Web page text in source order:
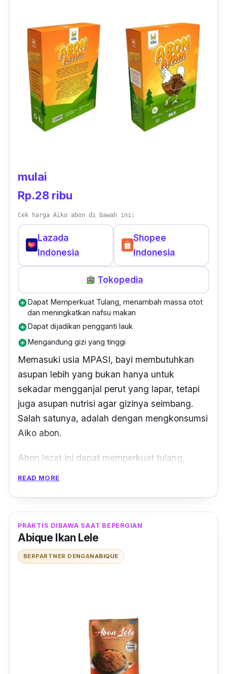
Para Ibu juga tidak perlu khawatir dengan
keamanan dari produk ini karena Nafisa Abon
ayam Kampung diolah tanpa pengawet, MSG
dan juga pewarna buatan. Ditambah lagi,
produk ini juga sudah tersertifikasi halal oleh
MUI dan menjadikan Nafisa Abon Ayam ini
merupakan rekomendasi abon bayi yang
mulai
Rp.28 ribu
Cek harga Aiko abon di bawah ini:
Lazada
Indonesia
Shopee
Indonesia
Tokopedia
add_circleDapat Memperkuat Tulang, menambah massa otot
dan meningkatkan nafsu makan
add_circleDapat dijadikan pengganti lauk
add_circleMengandung gizi yang tinggi
Memasuki usia MPASI, bayi membutuhkan
asupan lebih yang bukan hanya untuk
sekadar mengganjal perut yang lapar, tetapi
juga asupan nutrisi agar gizinya seimbang.
Salah satunya, adalah dengan mengkonsumsi
Aiko abon.
Abon lezat ini dapat memperkuat tulang,
diproses tanpa minyak sehingga mengandung
nilai gizi yang tinggi, omega 3, omega 6, DHA
serta kalsium.
anak-anak, orang dewasa sebagai
pendamping lauk karena non kolesterol,
bebas pengawet dan juga non MSG.
READ MORE
PRAKTIS DIBAWA SAAT BEPERGIAN
Abique Ikan Lele
BERPARTNER DENGANABIQUE